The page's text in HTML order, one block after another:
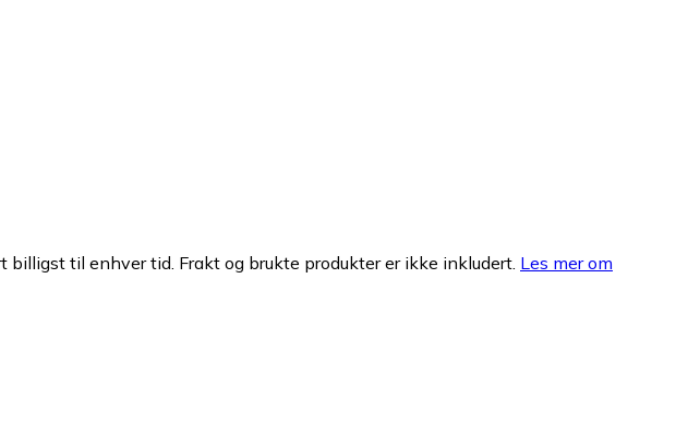
til enhver tid. Frakt og brukte produkter er ikke inkludert. Les mer om